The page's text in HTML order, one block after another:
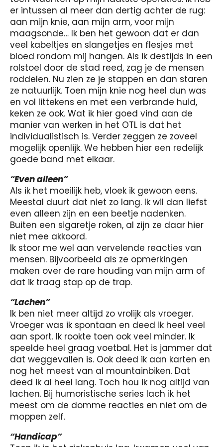
er intussen al meer dan dertig achter de rug:
aan mijn knie, aan mijn arm, voor mijn
maagsonde… Ik ben het gewoon dat er dan
veel kabeltjes en slangetjes en flesjes met
bloed rondom mij hangen. Als ik destijds in een
rolstoel door de stad reed, zag je de mensen
roddelen. Nu zien ze je stappen en dan staren
ze natuurlijk. Toen mijn knie nog heel dun was
en vol littekens en met een verbrande huid,
keken ze ook. Wat ik hier goed vind aan de
manier van werken in het OTL is dat het
individualistisch is. Verder zeggen ze zoveel
mogelijk openlijk. We hebben hier een redelijk
goede band met elkaar.
“Even alleen”
Als ik het moeilijk heb, vloek ik gewoon eens.
Meestal duurt dat niet zo lang. Ik wil dan liefst
even alleen zijn en een beetje nadenken.
Buiten een sigaretje roken, al zijn ze daar hier
niet mee akkoord.
Ik stoor me wel aan vervelende reacties van
mensen. Bijvoorbeeld als ze opmerkingen
maken over de rare houding van mijn arm of
dat ik traag stap op de trap.
“Lachen”
Ik ben niet meer altijd zo vrolijk als vroeger.
Vroeger was ik spontaan en deed ik heel veel
aan sport. Ik rookte toen ook veel minder. Ik
speelde heel graag voetbal. Het is jammer dat
dat weggevallen is. Ook deed ik aan karten en
nog het meest van al mountainbiken. Dat
deed ik al heel lang. Toch hou ik nog altijd van
lachen. Bij humoristische series lach ik het
meest om de domme reacties en niet om de
moppen zelf.
“Handicap”